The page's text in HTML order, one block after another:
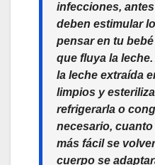
infecciones,
deben estimular
pensar en tu
que fluya la
la leche extraída
limpios y
refrigerarla o
necesario,
más fácil se
cuerpo se